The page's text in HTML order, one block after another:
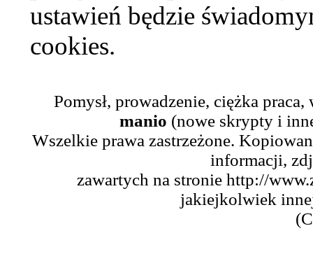
ustawień będzie
cookies.
Pomysł, prowadzenie, ciężka
manio (nowe skrypty i
Wszelkie prawa zastrzeżone.
informacji,
zawartych na stronie http://
jakiejkolwiek